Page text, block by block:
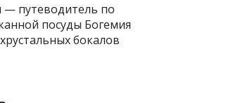
— путеводитель по
посуды Богемия
бокалов